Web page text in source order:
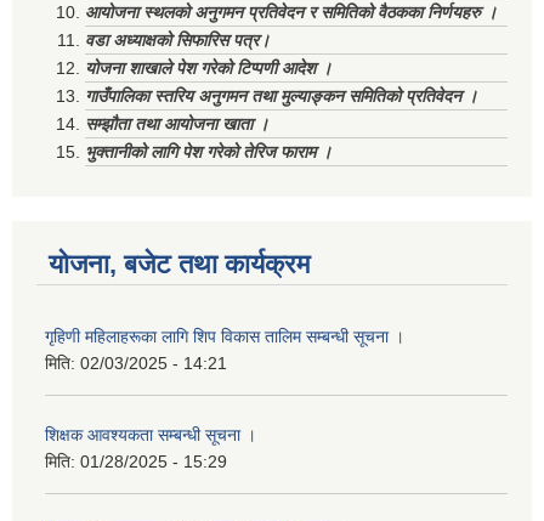
आयोजना स्थलको अनुगमन प्रतिवेदन र समितिको वैठकका निर्णयहरु ।
वडा अध्याक्षको सिफारिस पत्र।
योजना शाखाले पेश गरेको टिप्पणी आदेश ।
गाउँपालिका स्तरिय अनुगमन तथा मुल्याङ्कन समितिको प्रतिवेदन ।
सम्झौता तथा आयोजना खाता ।
भुक्तानीको लागि पेश गरेको तेरिज फाराम ।
योजना, बजेट तथा कार्यक्रम
गृहिणी महिलाहरूका लागि शिप विकास तालिम सम्बन्धी सूचना ‌।
मिति: 02/03/2025 - 14:21
शिक्षक आवश्यकता सम्बन्धी सूचना ।
मिति: 01/28/2025 - 15:29